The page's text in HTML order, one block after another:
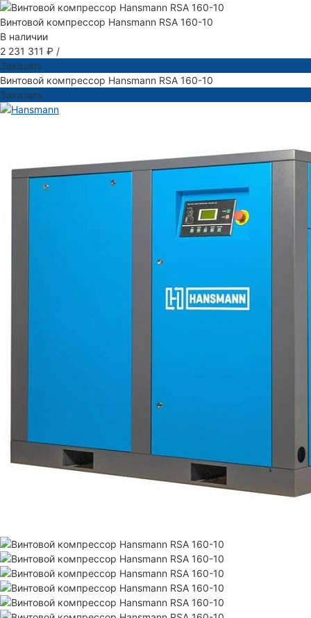
Винтовой компрессор Hansmann RSA 160-10
В наличии
2 231 311 ₽ /
Заказать
Винтовой компрессор Hansmann RSA 160-10
Заказать